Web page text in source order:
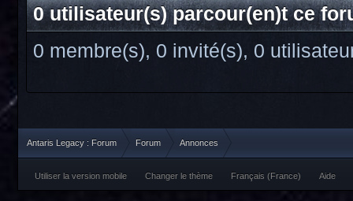
0 utilisateur(s) parcour(en)t ce
0 membre(s), 0 invité(s), 0
Antaris Legacy : Forum Forum Annonces
Utiliser la version mobile Changer le thème Français (France) Aide